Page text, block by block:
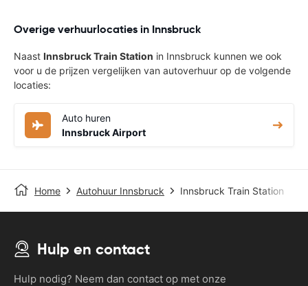
Overige verhuurlocaties in Innsbruck
Naast Innsbruck Train Station in Innsbruck kunnen we ook
voor u de prijzen vergelijken van autoverhuur op de volgende
locaties:
Auto huren
Innsbruck Airport
Home Autohuur Innsbruck Innsbruck Train Station
Hulp en contact
Hulp nodig? Neem dan contact op met onze